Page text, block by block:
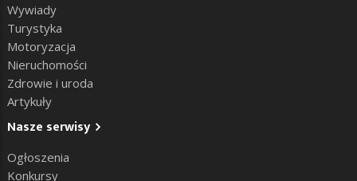
Wywiady
Turystyka
Motoryzacja
Nieruchomości
Zdrowie i uroda
Artykuły
Nasze serwisy
Ogłoszenia
Konkursy